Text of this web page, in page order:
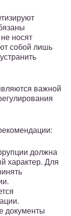
носят
собой лишь
важной
должна
характер. Для
документы